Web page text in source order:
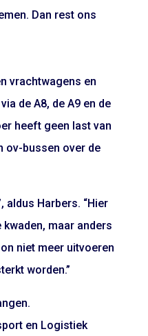
Dan rest ons
vrachtwagens en
de A8, de A9 en de
heeft geen last van
ov-bussen over de
aldus Harbers. “Hier
maar anders
niet meer uitvoeren
worden.”
en Logistiek